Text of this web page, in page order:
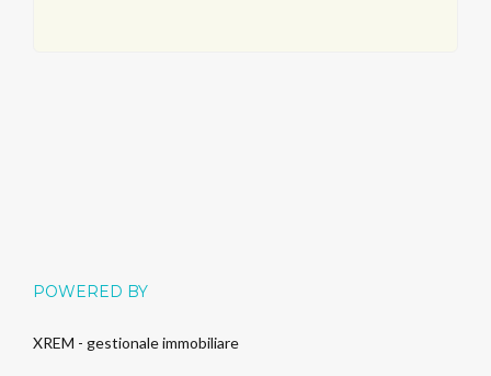
POWERED BY
XREM - gestionale immobiliare